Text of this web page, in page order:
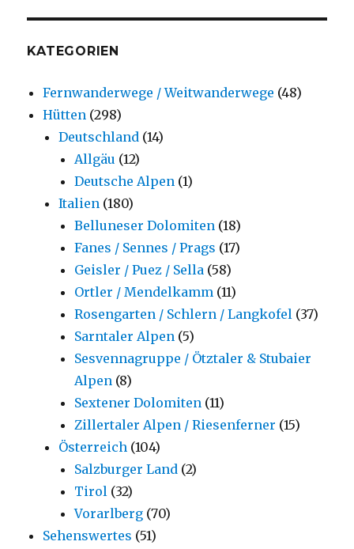
KATEGORIEN
Fernwanderwege / Weitwanderwege (48)
Hütten (298)
Deutschland (14)
Allgäu (12)
Deutsche Alpen (1)
Italien (180)
Belluneser Dolomiten (18)
Fanes / Sennes / Prags (17)
Geisler / Puez / Sella (58)
Ortler / Mendelkamm (11)
Rosengarten / Schlern / Langkofel (37)
Sarntaler Alpen (5)
Sesvennagruppe / Ötztaler & Stubaier
Alpen (8)
Sextener Dolomiten (11)
Zillertaler Alpen / Riesenferner (15)
Österreich (104)
Salzburger Land (2)
Tirol (32)
Vorarlberg (70)
Sehenswertes (51)